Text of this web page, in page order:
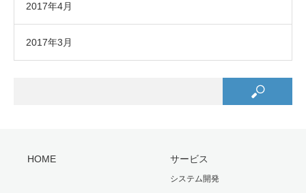
2017年4月
2017年3月
HOME サービス
システム開発